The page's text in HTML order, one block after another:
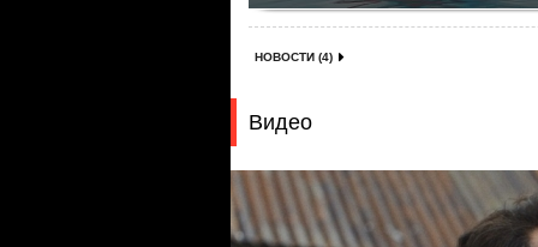
НОВОСТИ (4)
Видео